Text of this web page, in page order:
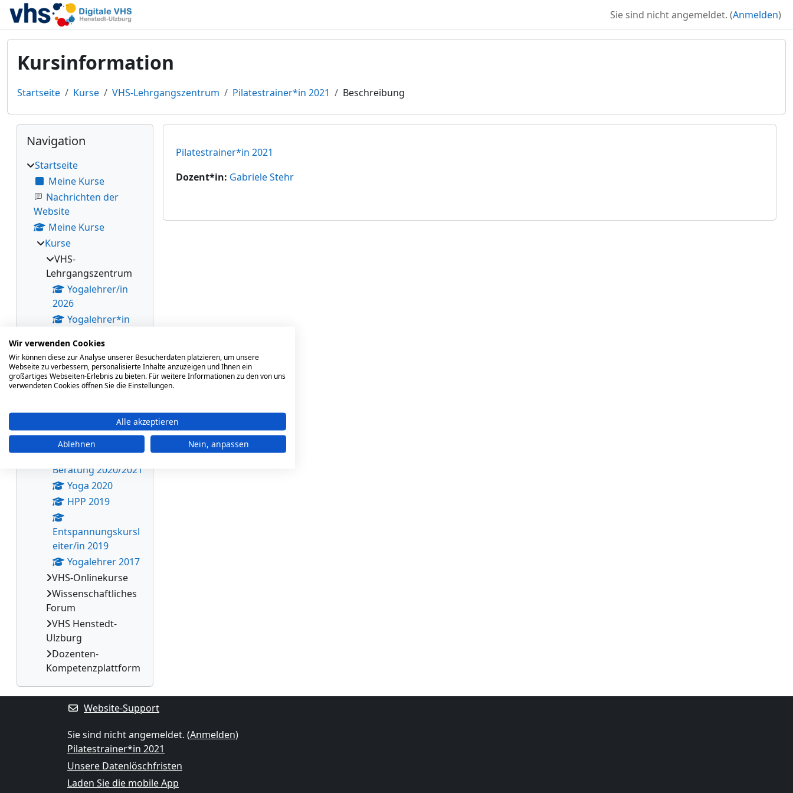
Zum Hauptinhalt
Sie sind nicht angemeldet. (Anmelden)
Kursinformation
Startseite Kurse VHS-Lehrgangszentrum Pilatestrainer*in 2021 Beschreibung
Pilatestrainer*in 2021
Dozent*in: Gabriele Stehr
Blöcke
Navigation überspringen
Navigation
Startseite
Meine Kurse
Nachrichten der
Website
Meine Kurse
Kurse
VHS-
Lehrgangszentrum
Yogalehrer/in
2026
Yogalehrer*in
EKL
Yogalehrer*in
2022 - 2024
Pilatestrainer*in
EKL 2021
Systemische
Beratung 2020/2021
Yoga 2020
HPP 2019
Entspannungskursl
eiter/in 2019
Yogalehrer 2017
VHS-Onlinekurse
Wissenschaftliches
Forum
VHS Henstedt-
Ulzburg
Dozenten-
Kompetenzplattform
Website-Support
Sie sind nicht angemeldet. (Anmelden)
Pilatestrainer*in 2021
Unsere Datenlöschfristen
Laden Sie die mobile App
Wir verwenden Cookies
Wir können diese zur Analyse unserer Besucherdaten platzieren, um unsere
Webseite zu verbessern, personalisierte Inhalte anzuzeigen und Ihnen ein
großartiges Webseiten-Erlebnis zu bieten. Für weitere Informationen zu den von uns
verwendeten Cookies öffnen Sie die Einstellungen.
Alle akzeptieren
Ablehnen
Nein, anpassen